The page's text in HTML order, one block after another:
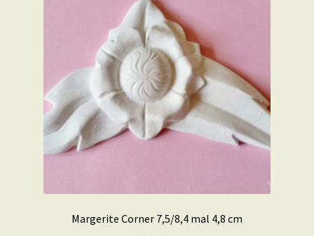
Margerite Corner 7,5/8,4 mal 4,8 cm